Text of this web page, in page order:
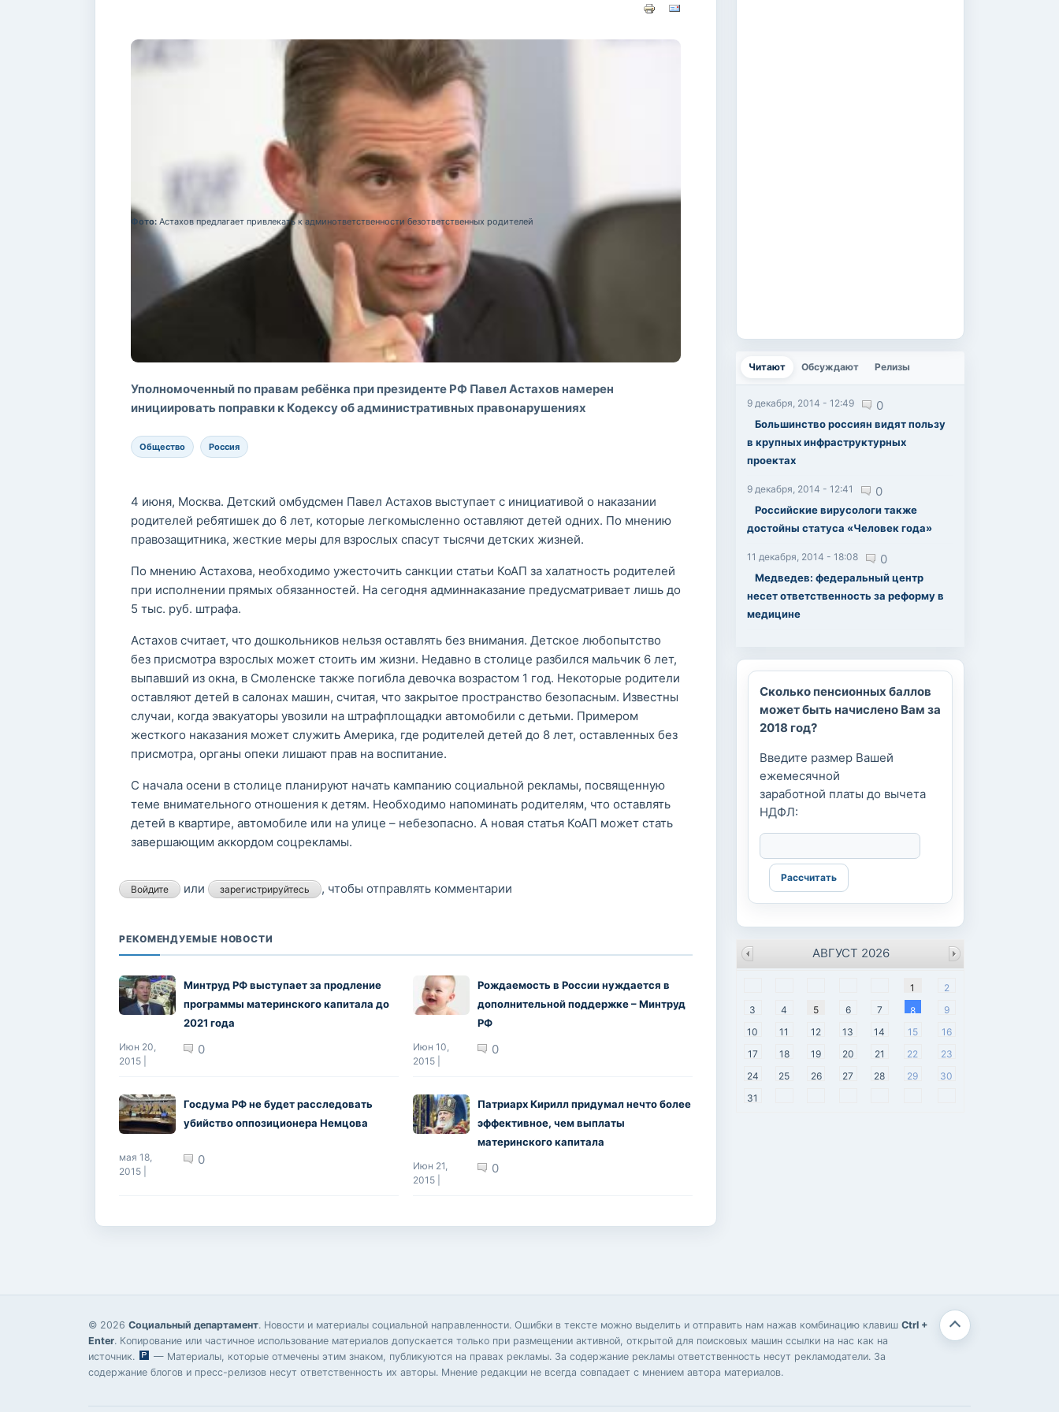
Фото: Астахов предлагает привлекать к админответственности безответственных родителей
Уполномоченный по правам ребёнка при президенте РФ Павел Астахов намерен
инициировать поправки к Кодексу об административных правонарушениях
Общество Россия
4 июня, Москва. Детский омбудсмен Павел Астахов выступает с инициативой о наказании
родителей ребятишек до 6 лет, которые легкомысленно оставляют детей одних. По мнению
правозащитника, жесткие меры для взрослых спасут тысячи детских жизней.
По мнению Астахова, необходимо ужесточить санкции статьи КоАП за халатность родителей
при исполнении прямых обязанностей. На сегодня админнаказание предусматривает лишь до
5 тыс. руб. штрафа.
Астахов считает, что дошкольников нельзя оставлять без внимания. Детское любопытство
без присмотра взрослых может стоить им жизни. Недавно в столице разбился мальчик 6 лет,
выпавший из окна, в Смоленске также погибла девочка возрастом 1 год. Некоторые родители
оставляют детей в салонах машин, считая, что закрытое пространство безопасным. Известны
случаи, когда эвакуаторы увозили на штрафплощадки автомобили с детьми. Примером
жесткого наказания может служить Америка, где родителей детей до 8 лет, оставленных без
присмотра, органы опеки лишают прав на воспитание.
С начала осени в столице планируют начать кампанию социальной рекламы, посвященную
теме внимательного отношения к детям. Необходимо напоминать родителям, что оставлять
детей в квартире, автомобиле или на улице – небезопасно. А новая статья КоАП может стать
завершающим аккордом соцрекламы.
Войдите или зарегистрируйтесь , чтобы отправлять комментарии
РЕКОМЕНДУЕМЫЕ НОВОСТИ
Минтруд РФ выступает за продление
программы материнского капитала до
2021 года
Июн 20,
2015 |
0
Рождаемость в России нуждается в
дополнительной поддержке – Минтруд
РФ
Июн 10,
2015 |
0
Госдума РФ не будет расследовать
убийство оппозиционера Немцова
мая 18,
2015 |
0
Патриарх Кирилл придумал нечто более
эффективное, чем выплаты
материнского капитала
Июн 21,
2015 |
0
Читают
(активная вкладка)
Обсуждают Релизы
9 декабря, 2014 - 12:49 0
Большинство россиян видят пользу
в крупных инфраструктурных
проектах
9 декабря, 2014 - 12:41 0
Российские вирусологи также
достойны статуса «Человек года»
11 декабря, 2014 - 18:08 0
Медведев: федеральный центр
несет ответственность за реформу в
медицине
Сколько пенсионных баллов
может быть начислено Вам за
2018 год?
Введите размер Вашей
ежемесячной
заработной платы до вычета
НДФЛ:
1
2
3
4 5 6 7 8
9
10
11 12 13 14 15
16
17
18 19 20 21 22
23
24
25 26 27 28 29
30
31
АВГУСТ 2026
© 2026 Социальный департамент. Новости и материалы социальной направленности. Ошибки в тексте можно выделить и отправить нам нажав комбинацию клавиш Ctrl +
Enter. Копирование или частичное использование материалов допускается только при размещении активной, открытой для поисковых машин ссылки на нас как на
источник.
— Материалы, которые отмечены этим знаком, публикуются на правах рекламы. За содержание рекламы ответственность несут рекламодатели. За
содержание блогов и пресс-релизов несут ответственность их авторы. Мнение редакции не всегда совпадает с мнением автора материалов.